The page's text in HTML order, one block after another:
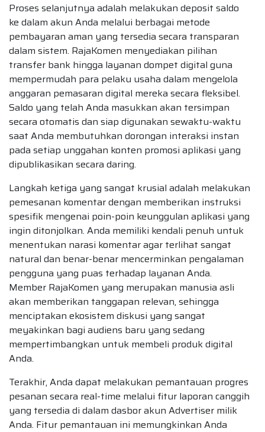
Proses selanjutnya adalah melakukan deposit saldo
ke dalam akun Anda melalui berbagai metode
pembayaran aman yang tersedia secara transparan
dalam sistem. RajaKomen menyediakan pilihan
transfer bank hingga layanan dompet digital guna
mempermudah para pelaku usaha dalam mengelola
anggaran pemasaran digital mereka secara fleksibel.
Saldo yang telah Anda masukkan akan tersimpan
secara otomatis dan siap digunakan sewaktu-waktu
saat Anda membutuhkan dorongan interaksi instan
pada setiap unggahan konten promosi aplikasi yang
dipublikasikan secara daring.
Langkah ketiga yang sangat krusial adalah melakukan
pemesanan komentar dengan memberikan instruksi
spesifik mengenai poin-poin keunggulan aplikasi yang
ingin ditonjolkan. Anda memiliki kendali penuh untuk
menentukan narasi komentar agar terlihat sangat
natural dan benar-benar mencerminkan pengalaman
pengguna yang puas terhadap layanan Anda.
Member RajaKomen yang merupakan manusia asli
akan memberikan tanggapan relevan, sehingga
menciptakan ekosistem diskusi yang sangat
meyakinkan bagi audiens baru yang sedang
mempertimbangkan untuk membeli produk digital
Anda.
Terakhir, Anda dapat melakukan pemantauan progres
pesanan secara real-time melalui fitur laporan canggih
yang tersedia di dalam dasbor akun Advertiser milik
Anda. Fitur pemantauan ini memungkinkan Anda